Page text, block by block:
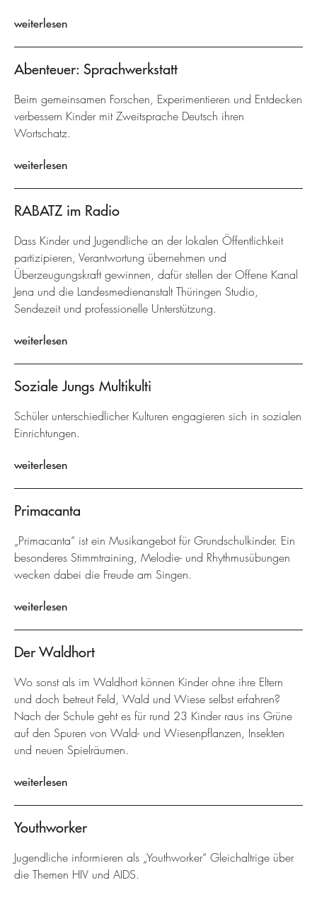
weiterlesen
Abenteuer: Sprachwerkstatt
Beim gemeinsamen Forschen, Experimentieren und Entdecken
verbessern Kinder mit Zweitsprache Deutsch ihren
Wortschatz.
weiterlesen
RABATZ im Radio
Dass Kinder und Jugendliche an der lokalen Öffentlichkeit
partizipieren, Verantwortung übernehmen und
Überzeugungskraft gewinnen, dafür stellen der Offene Kanal
Jena und die Landesmedienanstalt Thüringen Studio,
Sendezeit und professionelle Unterstützung.
weiterlesen
Soziale Jungs Multikulti
Schüler unterschiedlicher Kulturen engagieren sich in sozialen
Einrichtungen.
weiterlesen
Primacanta
„Primacanta“ ist ein Musikangebot für Grundschulkinder. Ein
besonderes Stimmtraining, Melodie- und Rhythmusübungen
wecken dabei die Freude am Singen.
weiterlesen
Der Waldhort
Wo sonst als im Waldhort können Kinder ohne ihre Eltern
und doch betreut Feld, Wald und Wiese selbst erfahren?
Nach der Schule geht es für rund 23 Kinder raus ins Grüne
auf den Spuren von Wald- und Wiesenpflanzen, Insekten
und neuen Spielräumen.
weiterlesen
Youthworker
Jugendliche informieren als „Youthworker“ Gleichaltrige über
die Themen HIV und AIDS.